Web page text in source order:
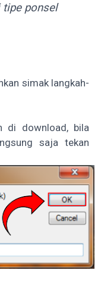
tipe ponsel
simak langkah-
di download, bila
saja tekan